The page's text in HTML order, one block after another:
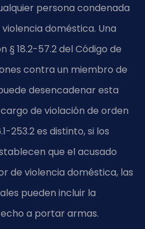
persona condenada
doméstica. Una
§ 18.2-57.2 del Código de
contra un miembro de
desencadenar esta
de violación de orden
253.2 es distinto, si los
que el acusado
de violencia doméstica, las
pueden incluir la
a portar armas.